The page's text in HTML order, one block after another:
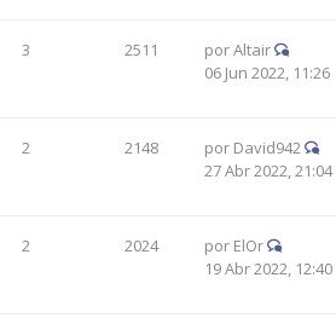
3 2511 porAltair
06 Jun 2022, 11:26
2 2148 por David942
27 Abr 2022, 21:04
2 2024 por ElOr
19 Abr 2022, 12:40